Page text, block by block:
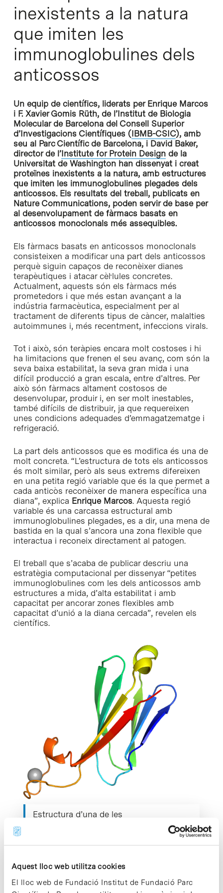
Aquest lloc web utilitza cookies
El lloc web de Fundació Institut de Fundació Parc
inexistents a la natura
que imiten les
immunoglobulines dels
anticossos
Un equip de científics, liderats per Enrique Marcos
i F. Xavier Gomis Rüth, de l’Institut de Biologia
Molecular de Barcelona del Consell Superior
d’Investigacions Científiques (IBMB-CSIC), amb
seu al Parc Científic de Barcelona, i David Baker,
director de l’Institute for Protein Designde la
Universitat de Washington han dissenyat i creat
proteïnes inexistents a la natura, amb estructures
que imiten les immunoglobulines plegades dels
anticossos. Els resultats del treball, publicats en
Nature Communications, poden servir de base per
al desenvolupament de fàrmacs basats en
anticossos monoclonals més assequibles.
Els fàrmacs basats en anticossos monoclonals
consisteixen a modificar una part dels anticossos
perquè siguin capaços de reconèixer dianes
terapèutiques i atacar cèl·lules concretes.
Actualment, aquests són els fàrmacs més
prometedors i que més estan avançant a la
indústria farmacèutica, especialment per al
tractament de diferents tipus de càncer, malalties
autoimmunes i, més recentment, infeccions virals.
Tot i això, són teràpies encara molt costoses i hi
ha limitacions que frenen el seu avanç, com són la
seva baixa estabilitat, la seva gran mida i una
difícil producció a gran escala, entre d’altres. Per
això són fàrmacs altament costosos de
desenvolupar, produir i, en ser molt inestables,
també difícils de distribuir, ja que requereixen
unes condicions adequades d’emmagatzematge i
refrigeració.
La part dels anticossos que es modifica és una de
molt concreta. “L’estructura de tots els anticossos
és molt similar, però als seus extrems difereixen
en una petita regió variable que és la que permet a
cada anticòs reconèixer de manera específica una
diana”, explica Enrique Marcos. Aquesta regió
variable és una carcassa estructural amb
immunoglobulines plegades, es a dir, una mena de
bastida en la qual s’ancora una zona flexible que
interactua i reconeix directament al patogen.
El treball que s’acaba de publicar descriu una
estratègia computacional per dissenyar “petites
immunoglobulines com les dels anticossos amb
estructures a mida, d’alta estabilitat i amb
capacitat per ancorar zones flexibles amb
capacitat d’unió a la diana cercada”, revelen els
científics.
Estructura d’una de les
immunoglobulines, dissenyades pels
investigadors, amb una zona d’unió a
calci (IBMB/CSIC).
Amb aquesta estratègia, els científics han generat
les noves molècules i després han comprovat